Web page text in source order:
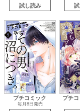
試し読み
プチコミック
毎月8日発売
プチ